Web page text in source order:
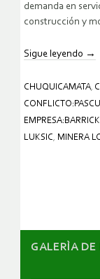
demanda en
construcción y
Sigue leyendo →
CHUQUICAMATA,
LUKSIC, MINERA
GALERÌA DE